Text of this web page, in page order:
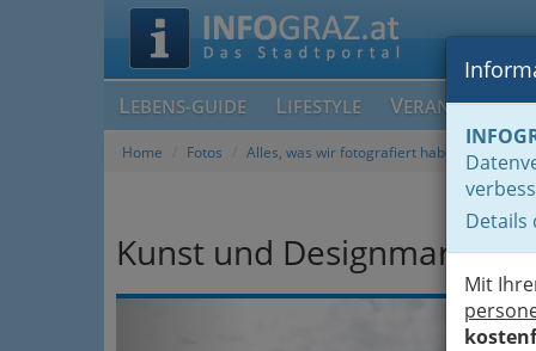
LEBENS-GUIDE LIFESTYLE V
Details
Mit
Home Fotos Alles, was wir fotografiert haben,
Kunst und Designmarkt